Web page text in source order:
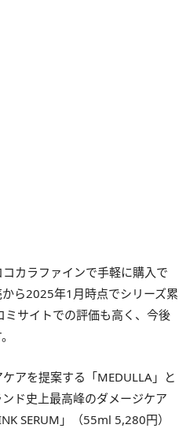
カラファインで手軽に購入で
ら2025年1月時点でシリーズ累
サイトでの評価も高く、今後
アを提案する「MEDULLA」と
ド史上最高峰のダメージケア
SERUM」（55ml 5,280円）